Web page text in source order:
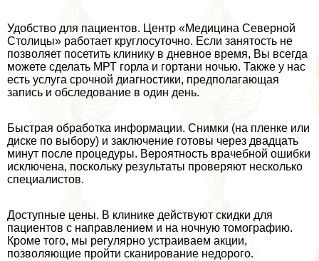
Удобство для пациентов. Центр «Медицина Северной
Столицы» работает круглосуточно. Если занятость не
позволяет посетить клинику в дневное время, Вы всегда
можете сделать МРТ горла и гортани ночью. Также у нас
есть услуга срочной диагностики, предполагающая
запись и обследование в один день.
Быстрая обработка информации. Снимки (на пленке или
диске по выбору) и заключение готовы через двадцать
минут после процедуры. Вероятность врачебной ошибки
исключена, поскольку результаты проверяют несколько
специалистов.
Доступные цены. В клинике действуют скидки для
пациентов с направлением и на ночную томографию.
Кроме того, мы регулярно устраиваем акции,
позволяющие пройти сканирование недорого.